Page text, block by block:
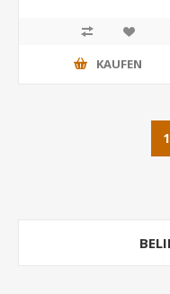
KAUFEN
1